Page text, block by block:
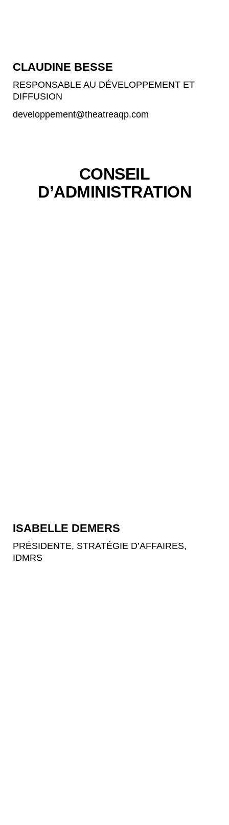
CLAUDINE BESSE
RESPONSABLE AU DÉVELOPPEMENT ET
DIFFUSION
developpement@theatreaqp.com
CONSEIL
D’ADMINISTRATION​
ISABELLE DEMERS
PRÉSIDENTE, STRATÉGIE D’AFFAIRES,
IDMRS